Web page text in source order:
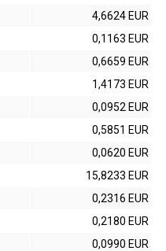
4,6624 EUR
0,1163 EUR
0,6659 EUR
1,4173 EUR
0,0952 EUR
0,5851 EUR
0,0620 EUR
15,8233 EUR
0,2316 EUR
0,2180 EUR
0,0990 EUR